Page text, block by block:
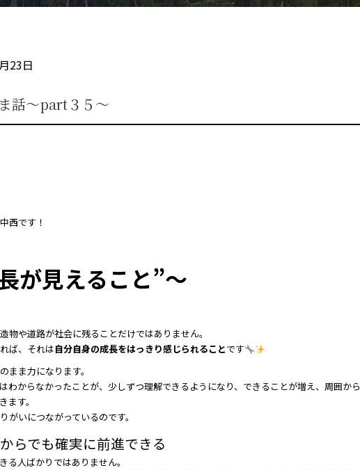
23日
話～part３５～
西です！
が見えること”～
物や道路が社会に残ることだけではありません。
ば、それは自分自身の成長をはっきり感じられることです
まま力になります。
わからなかったことが、少しずつ理解できるようになり、できることが増え、周囲から
ます。
がいにつながっているのです。
らでも確実に前進できる
る人ばかりではありません。